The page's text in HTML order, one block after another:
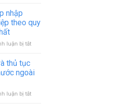
hoạt
in
ký
hoạt
cơ
nhập
theo quy
luận bị tắtở
sáp
nhập
nghiệp
thủ tục
ngoài
luận bị tắtở